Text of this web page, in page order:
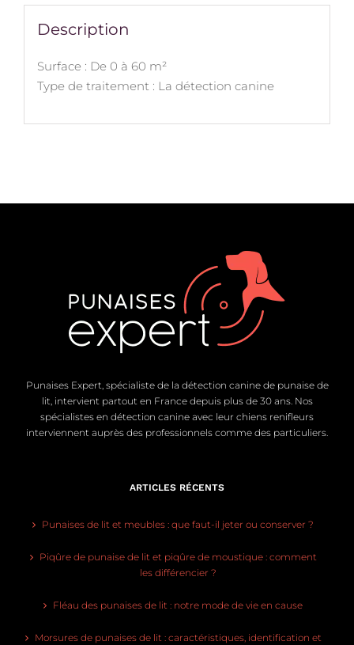
Description
Surface : De 0 à 60 m²
Type de traitement : La détection canine
Punaises Expert, spécialiste de la détection canine de punaise de
lit, intervient partout en France depuis plus de 30 ans. Nos
spécialistes en détection canine avec leur chiens renifleurs
interviennent auprès des professionnels comme des particuliers.
ARTICLES RÉCENTS
Punaises de lit et meubles : que faut-il jeter ou conserver ?
Piqûre de punaise de lit et piqûre de moustique : comment
les différencier ?
Fléau des punaises de lit : notre mode de vie en cause
Morsures de punaises de lit : caractéristiques, identification et